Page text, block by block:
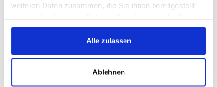
weiteren Daten zusammen, die Sie ihnen bereitgestellt
gesammelt haben.
Alle zulassen
Ablehnen
Heizung
1
Anlasser, Lichtmaschinen, Verteiler